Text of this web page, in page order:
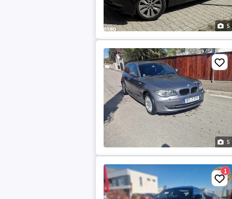
5
5
1